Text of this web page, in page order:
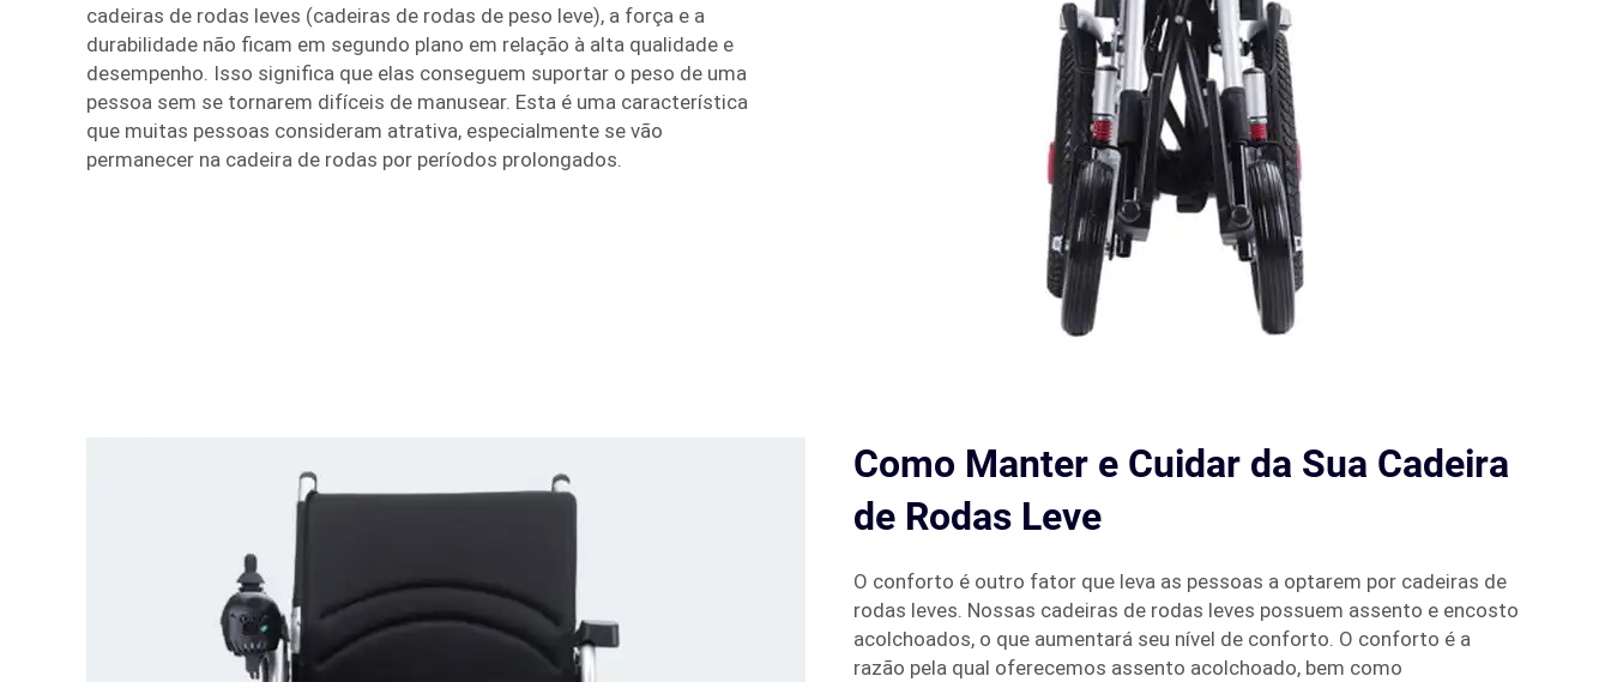
cadeiras de rodas leves (cadeiras de rodas de peso leve), a força e a
durabilidade não ficam em segundo plano em relação à alta qualidade e
desempenho. Isso significa que elas conseguem suportar o peso de uma
pessoa sem se tornarem difíceis de manusear. Esta é uma característica
que muitas pessoas consideram atrativa, especialmente se vão
permanecer na cadeira de rodas por períodos prolongados.
Como Manter e Cuidar da Sua Cadeira
de Rodas Leve
O conforto é outro fator que leva as pessoas a optarem por cadeiras de
rodas leves. Nossas cadeiras de rodas leves possuem assento e encosto
acolchoados, o que aumentará seu nível de conforto. O conforto é a
razão pela qual oferecemos assento acolchoado, bem como